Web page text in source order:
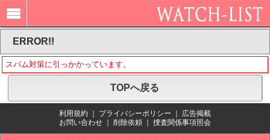
ERROR!!
スパム対策に引っかかっています。
TOPへ戻る
利用規約 プライバシーポリシー
広告掲載
お問い合わせ
削除依頼 捜査関係事項照会